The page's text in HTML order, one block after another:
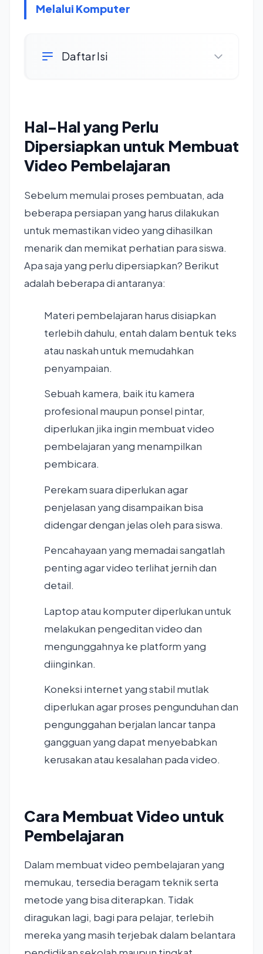
Melalui Komputer
Daftar Isi
Hal-Hal yang Perlu
Dipersiapkan untuk Membuat
Video Pembelajaran
Sebelum memulai proses pembuatan, ada
beberapa persiapan yang harus dilakukan
untuk memastikan video yang dihasilkan
menarik dan memikat perhatian para siswa.
Apa saja yang perlu dipersiapkan? Berikut
adalah beberapa di antaranya:
Materi pembelajaran harus disiapkan
terlebih dahulu, entah dalam bentuk teks
atau naskah untuk memudahkan
penyampaian.
Sebuah kamera, baik itu kamera
profesional maupun ponsel pintar,
diperlukan jika ingin membuat video
pembelajaran yang menampilkan
pembicara.
Perekam suara diperlukan agar
penjelasan yang disampaikan bisa
didengar dengan jelas oleh para siswa.
Pencahayaan yang memadai sangatlah
penting agar video terlihat jernih dan
detail.
Laptop atau komputer diperlukan untuk
melakukan pengeditan video dan
mengunggahnya ke platform yang
diinginkan.
Koneksi internet yang stabil mutlak
diperlukan agar proses pengunduhan dan
pengunggahan berjalan lancar tanpa
gangguan yang dapat menyebabkan
kerusakan atau kesalahan pada video.
Cara Membuat Video untuk
Pembelajaran
Dalam membuat video pembelajaran yang
memukau, tersedia beragam teknik serta
metode yang bisa diterapkan. Tidak
diragukan lagi, bagi para pelajar, terlebih
mereka yang masih terjebak dalam belantara